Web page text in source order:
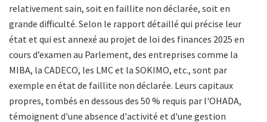
relativement sain, soit en faillite non déclarée, soit en
grande difficulté. Selon le rapport détaillé qui précise leur
état et qui est annexé au projet de loi des finances 2025 en
cours d’examen au Parlement, des entreprises comme la
MIBA, la CADECO, les LMC et la SOKIMO, etc., sont par
exemple en état de faillite non déclarée. Leurs capitaux
propres, tombés en dessous des 50 % requis par l'OHADA,
témoignent d'une absence d'activité et d'une gestion